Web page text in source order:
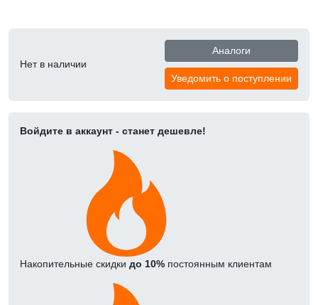
Нет в наличии
Аналоги
Уведомить о поступлении
Войдите в аккаунт - станет дешевле!
Накопительные скидки до 10% постоянным клиентам